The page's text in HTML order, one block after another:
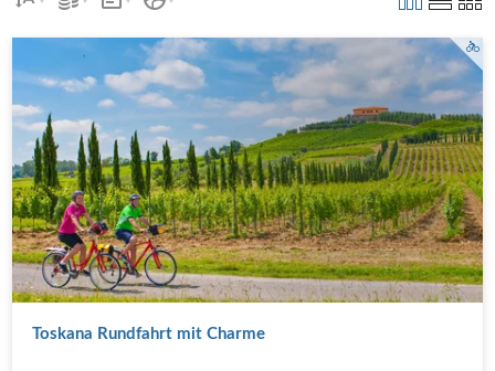
Weingärten in Stabbia
Toskana Rundfahrt mit Charme